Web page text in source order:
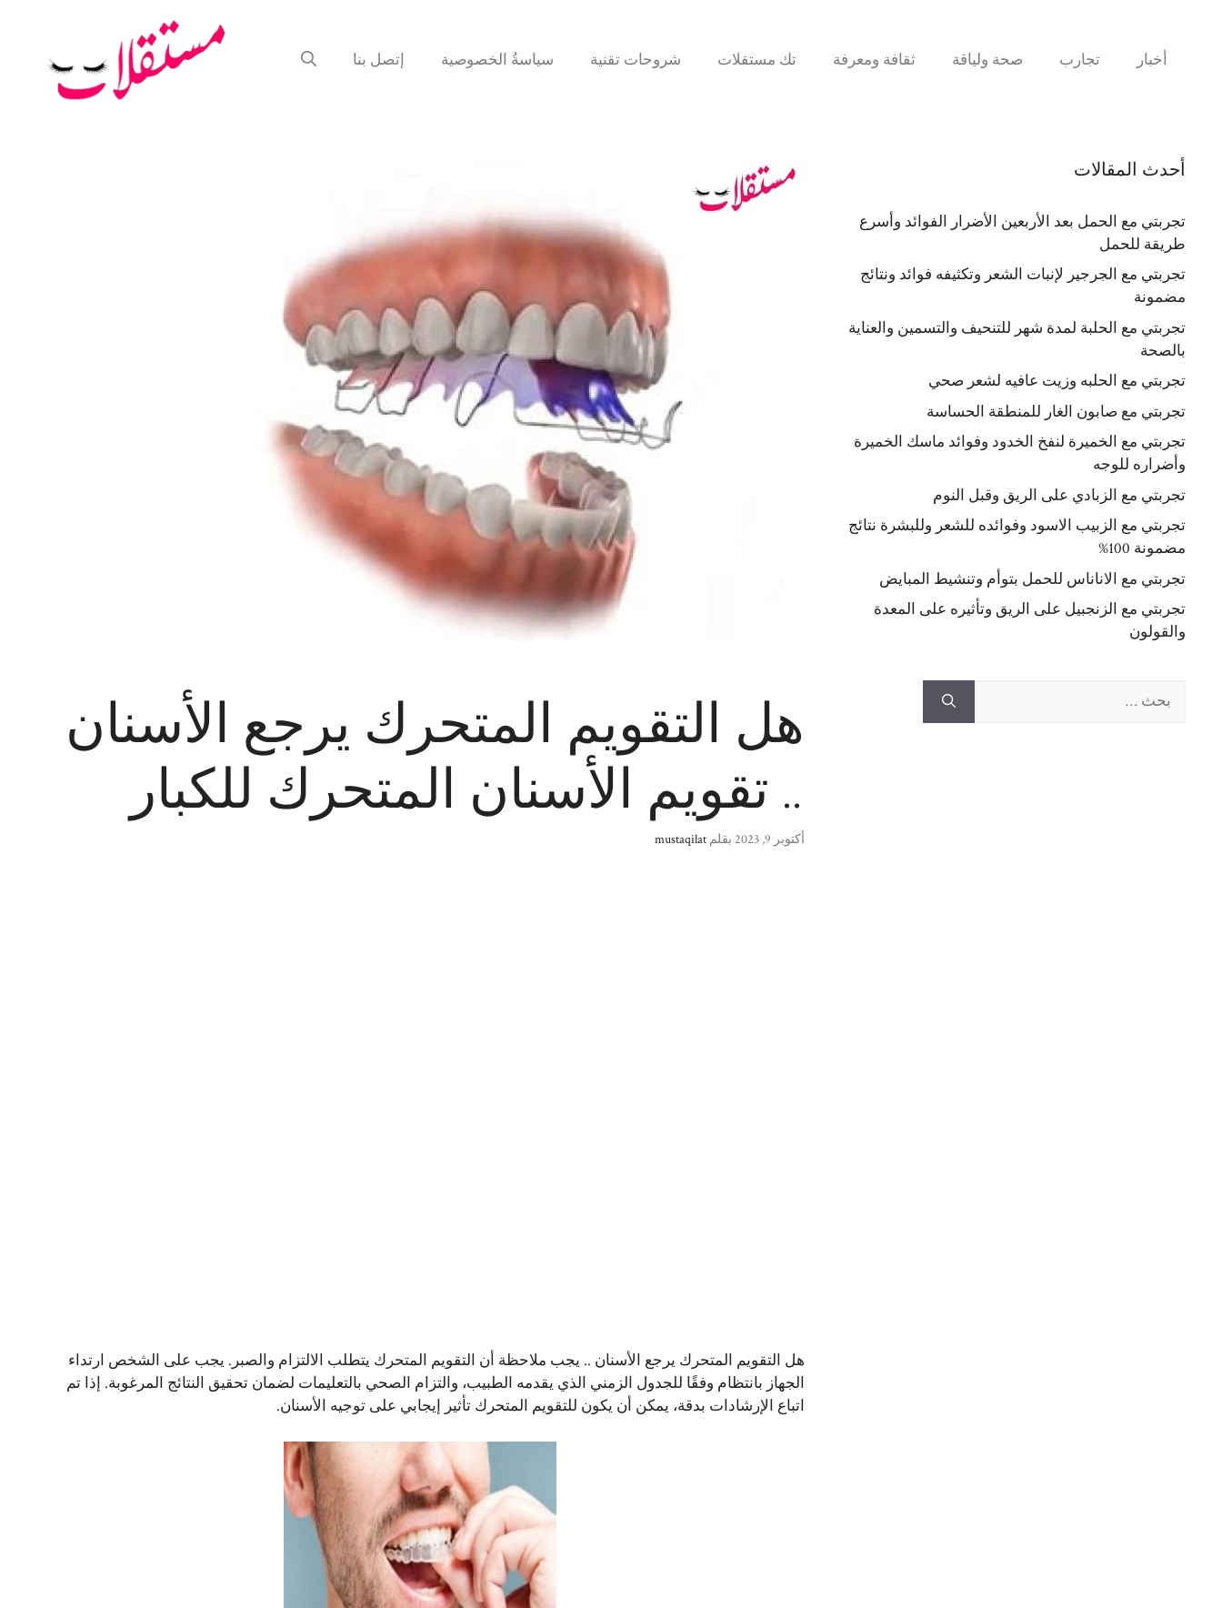
أخبار تجارب صحة ولياقة ثقافة ومعرفة تك مستقلات شروحات تقنية سياسةُ الخصوصية إتصل بنا
هل التقويم المتحرك يرجع الأسنان
.. تقويم الأسنان المتحرك للكبار
أكتوبر 9, 2023 بقلمmustaqilat
هل التقويم المتحرك يرجع الأسنان .. يجب ملاحظة أن التقويم المتحرك يتطلب الالتزام والصبر. يجب على الشخص ارتداء
الجهاز بانتظام وفقًا للجدول الزمني الذي يقدمه الطبيب، والتزام الصحي بالتعليمات لضمان تحقيق النتائج المرغوبة. إذا تم
اتباع الإرشادات بدقة، يمكن أن يكون للتقويم المتحرك تأثير إيجابي على توجيه الأسنان.
أحدث المقالات
تجربتي مع الحمل بعد الأربعين الأضرار الفوائد وأسرع
طريقة للحمل
تجربتي مع الجرجير لإنبات الشعر وتكثيفه فوائد ونتائج
مضمونة
تجربتي مع الحلبة لمدة شهر للتنحيف والتسمين والعناية
بالصحة
تجربتي مع الحلبه وزيت عافيه لشعر صحي
تجربتي مع صابون الغار للمنطقة الحساسة
تجربتي مع الخميرة لنفخ الخدود وفوائد ماسك الخميرة
وأضراره للوجه
تجربتي مع الزبادي على الريق وقبل النوم
تجربتي مع الزبيب الاسود وفوائده للشعر وللبشرة نتائج
مضمونة 100%
تجربتي مع الاناناس للحمل بتوأم وتنشيط المبايض
تجربتي مع الزنجبيل على الريق وتأثيره على المعدة
والقولون
عن: